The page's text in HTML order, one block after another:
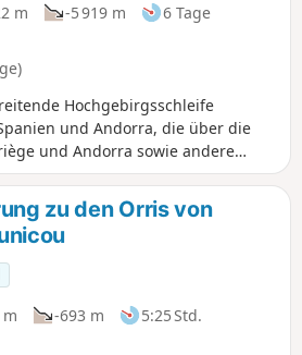
m -5 919 m
6 Tage
Hochgebirgsschleife
und Andorra, die über die
und Andorra sowie andere
der Region führt. Außerdem können
Teiche sowie eine Vielzahl
(Wälder, Almen,
die alle Wanderer begeistern
führt uns durch drei Naturparks:
der Pyrenäen von Ariège, den
den Naturpark des Coma
zu den Orris von
m -693 m
5:25 Std.